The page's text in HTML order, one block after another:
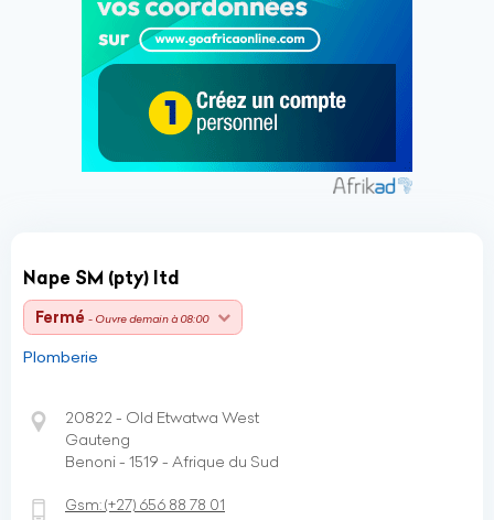
Nape SM (pty) ltd
Fermé - Ouvre demain à 08:00
Plomberie
20822 - Old Etwatwa West
Gauteng
Benoni - 1519 - Afrique du Sud
Gsm:(+27) 656 88 78 01